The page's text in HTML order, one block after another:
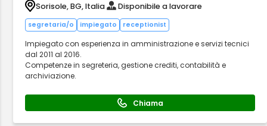
Sorisole, BG, Italia Disponibile a lavorare
segretaria/o impiegato receptionist
Impiegato con esperienza in amministrazione e servizi tecnici
dal 2011 al 2016.
Competenze in segreteria, gestione crediti, contabilità e
archiviazione.
Chiama